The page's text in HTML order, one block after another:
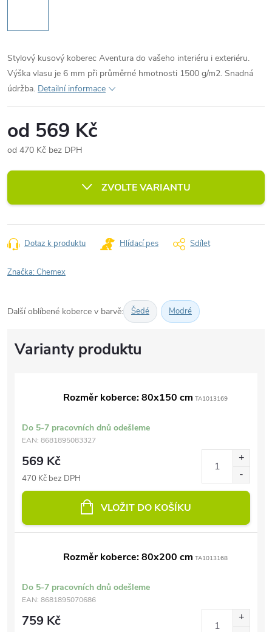
Stylový kusový koberec Aventura do vašeho interiéru i exteriéru.
Výška vlasu je 6 mm při průměrné hmotnosti 1500 g/m2. Snadná
údržba. Detailní informace
od 569 Kč
od 470 Kč bez DPH
cena:
ZVOLTE VARIANTU
Dotaz k produktu Hlídací pes Sdílet
Značka:Chemex
Další oblíbené koberce v barvě: Šedé Modré
Rozměr koberce: 80x150 cm TA1013169
Do 5-7 pracovních dnů odešleme
EAN: 8681895083327
569 Kč
470 Kč bez DPH
VLOŽIT DO KOŠÍKU
Rozměr koberce: 80x200 cm TA1013168
Do 5-7 pracovních dnů odešleme
EAN: 8681895070686
759 Kč